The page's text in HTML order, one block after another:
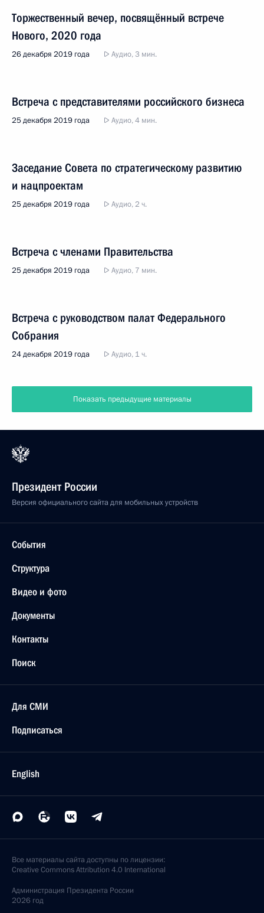
Торжественный вечер, посвящённый встрече
Нового, 2020 года
26 декабря 2019 года Аудио, 3 мин.
Встреча с представителями российского бизнеса
25 декабря 2019 года Аудио, 4 мин.
Заседание Совета по стратегическому развитию
и нацпроектам
25 декабря 2019 года Аудио, 2 ч.
Встреча с членами Правительства
25 декабря 2019 года Аудио, 7 мин.
Встреча с руководством палат Федерального
Собрания
24 декабря 2019 года Аудио, 1 ч.
Показать предыдущие материалы
Президент России
Версия официального сайта для мобильных устройств
События
Структура
Видео и фото
Документы
Контакты
Поиск
Для СМИ
Подписаться
English
Все материалы сайта доступны по лицензии:
Creative Commons Attribution 4.0 International
Администрация Президента России
2026 год